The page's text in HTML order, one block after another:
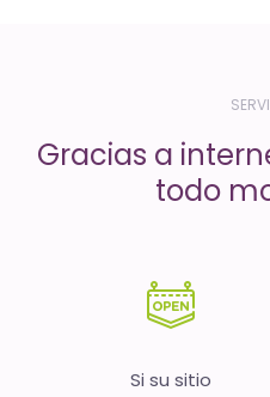
oro
Gracias a
todo
Si su sitio